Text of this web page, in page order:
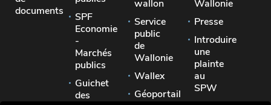
documents
SPF
Economie
-
Marchés
publics
Guichet
des
wallon
Service
public
de
Wallonie
Wallex
Géoportail
Wallonie
Presse
Introduire
une
plainte
au
SPW